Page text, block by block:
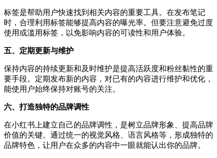
标签是帮助用户快速找到相关内容的重要工具。在发布笔记
时，合理利用标签能够提高内容的曝光率。但要注意避免过度
使用或滥用标签，以免影响内容的可读性和用户体验。
五、定期更新与维护
保持内容的持续更新和及时维护是提高活跃度和粉丝黏性的重
要手段。定期发布新的内容，对已有的内容进行维护和优化，
能使用户始终保持对账号的关注。
六、打造独特的品牌调性
在小红书上建立自己的品牌调性，是树立品牌形象、提高品牌
价值的关键。通过统一的视觉风格、语言风格等，形成独特的
品牌特色，让用户在众多的内容中一眼就能认出你的品牌。